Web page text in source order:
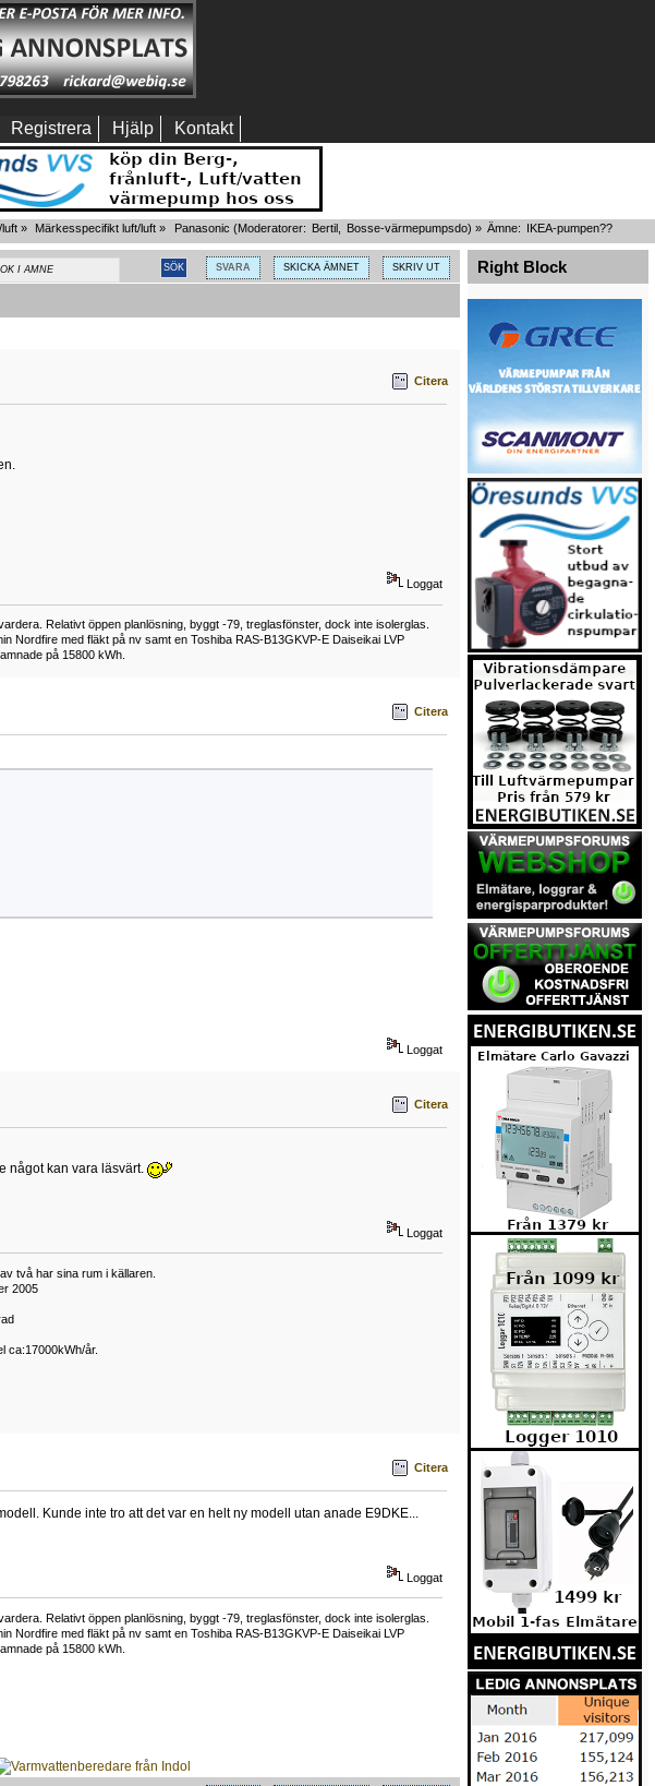
Registrera Hjälp Kontakt
» Märkesspecifikt luft/luft » Panasonic (Moderatorer: Bertil, Bosse-värmepumpsdo) » Ämne: IKEA-pumpen??
SVARA SKICKA ÄMNET SKRIV UT
Citera
Loggat
Relativt öppen planlösning, byggt -79, treglasfönster, dock inte isolerglas.
Nordfire med fläkt på nv samt en Toshiba RAS-B13GKVP-E Daiseikai LVP
på 15800 kWh.
Citera
Loggat
Citera
något kan vara läsvärt.
Loggat
två har sina rum i källaren.
2005
ca:17000kWh/år.
Citera
Kunde inte tro att det var en helt ny modell utan anade E9DKE...
Loggat
Relativt öppen planlösning, byggt -79, treglasfönster, dock inte isolerglas.
Nordfire med fläkt på nv samt en Toshiba RAS-B13GKVP-E Daiseikai LVP
på 15800 kWh.
Right Block